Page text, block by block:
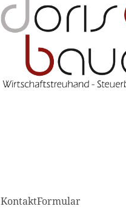
KontaktFormular